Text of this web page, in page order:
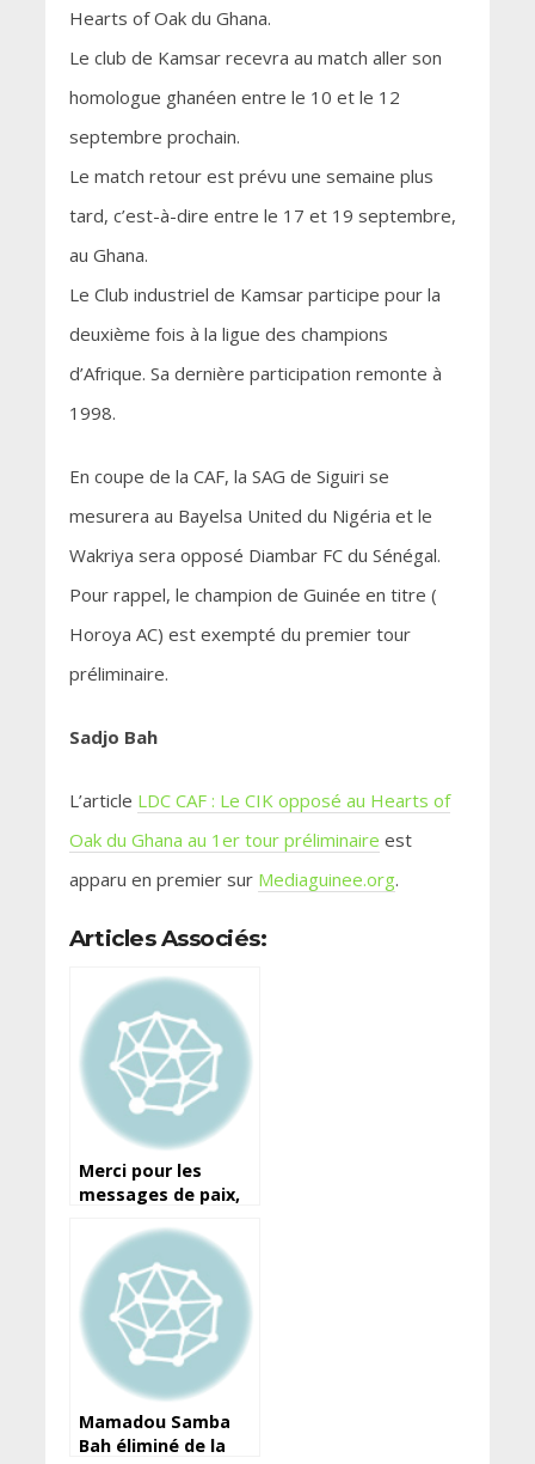
Hearts of Oak du Ghana.
Le club de Kamsar recevra au match aller son
homologue ghanéen entre le 10 et le 12
septembre prochain.
Le match retour est prévu une semaine plus
tard, c’est-à-dire entre le 17 et 19 septembre,
au Ghana.
Le Club industriel de Kamsar participe pour la
deuxième fois à la ligue des champions
d’Afrique. Sa dernière participation remonte à
1998.
En coupe de la CAF, la SAG de Siguiri se
mesurera au Bayelsa United du Nigéria et le
Wakriya sera opposé Diambar FC du Sénégal.
Pour rappel, le champion de Guinée en titre (
Horoya AC) est exempté du premier tour
préliminaire.
Sadjo Bah
L’article LDC CAF : Le CIK opposé au Hearts of
Oak du Ghana au 1er tour préliminaire est
apparu en premier sur Mediaguinee.org.
Articles Associés:
Merci pour les
messages de paix,
concrets
maintenant !!!
(Oumar M’Böh)
Mamadou Samba
Bah éliminé de la